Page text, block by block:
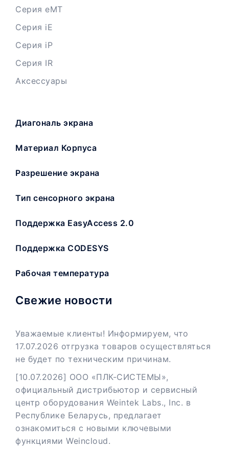
Серия eMT
Серия iE
Серия iP
Серия IR
Аксессуары
Диагональ экрана
Материал Корпуса
Разрешение экрана
Тип сенсорного экрана
Поддержка EasyAccess 2.0
Поддержка CODESYS
Рабочая температура
Свежие новости
Уважаемые клиенты! Информируем, что
17.07.2026 отгрузка товаров осуществляться
не будет по техническим причинам.
[10.07.2026] ООО «ПЛК-СИСТЕМЫ»,
официальный дистрибьютор и сервисный
центр оборудования Weintek Labs., Inc. в
Республике Беларусь, предлагает
ознакомиться с новыми ключевыми
функциями Weincloud.